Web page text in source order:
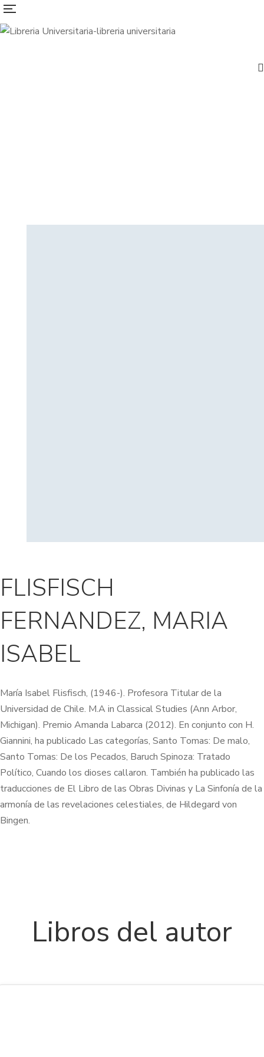
FLISFISCH
FERNANDEZ, MARIA
ISABEL
María Isabel Flisfisch, (1946-). Profesora Titular de la
Universidad de Chile. M.A in Classical Studies (Ann Arbor,
Michigan). Premio Amanda Labarca (2012). En conjunto con H.
Giannini, ha publicado Las categorías, Santo Tomas: De malo,
Santo Tomas: De los Pecados, Baruch Spinoza: Tratado
Político, Cuando los dioses callaron. También ha publicado las
traducciones de El Libro de las Obras Divinas y La Sinfonía de la
armonía de las revelaciones celestiales, de Hildegard von
Bingen.
Libros del autor